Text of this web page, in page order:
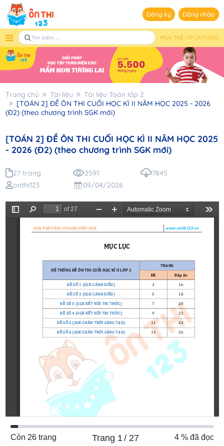
Đăng ký Đăng nhập
MUA THẺ VIP ONTHI123
Trang chủ Tài liệu
Tài liệu Toán lớp 2
[TOÁN 2] ĐỀ ÔN THI CUỐI HỌC KÌ II NĂM HỌC 2025 - 2026
(Đ2) (theo chương trình SGK mới)
[TOÁN 2] ĐỀ ÔN THI CUỐI HỌC KÌ II NĂM HỌC 2025
- 2026 (Đ2) (theo chương trình SGK mới)
27 trang 2591
7845
onthi123
09/04/2026